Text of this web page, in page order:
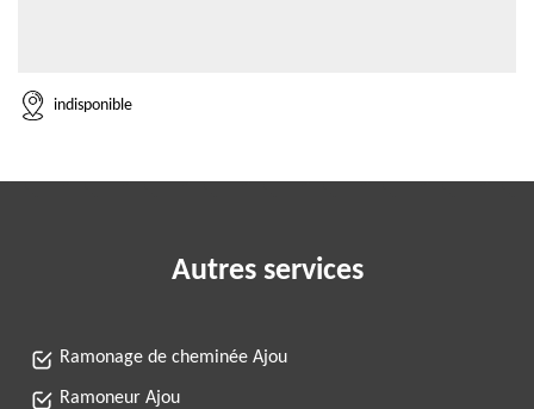
indisponible
Autres services
Ramonage de cheminée Ajou
Ramoneur Ajou